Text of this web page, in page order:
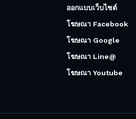
ออกแบบเว็บไซต์
โฆษณา Facebook
โฆษณา Google
โฆษณา Line@
โฆษณา Youtube